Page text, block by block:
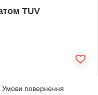
TUV
Умови повернення